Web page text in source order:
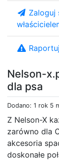
Nelson-
dla psa
Dodano: 1 rok 5
Z Nelson-X
zarówno dla
akcesoria
doskonałe
Zaloguj
Raportuj